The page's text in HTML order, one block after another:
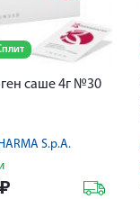
саше 4г №30
S.p.A.
₽